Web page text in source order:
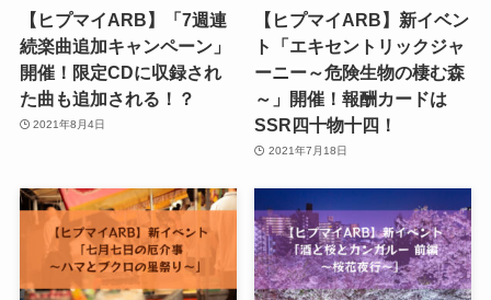
【ヒプマイARB】「7週連
続楽曲追加キャンペーン」
開催！限定CDに収録され
た曲も追加される！？
2021年8月4日
【ヒプマイARB】新イベン
ト「エキセントリックジャ
ーニー～危険生物の棲む森
～」開催！報酬カードは
SSR四十物十四！
2021年7月18日